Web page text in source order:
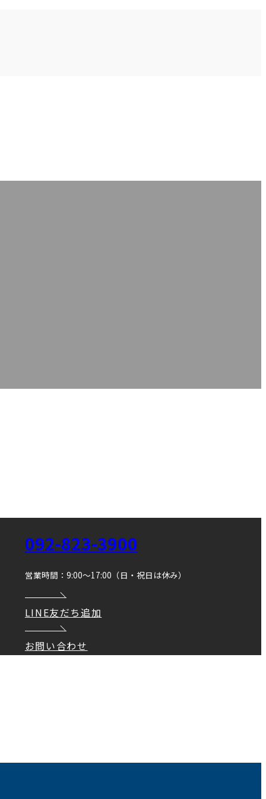
092-823-3900
営業時間：9:00～17:00（日・祝日は休み）
LINE友だち追加
お問い合わせ